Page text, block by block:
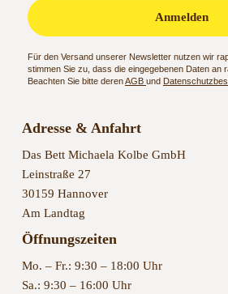
Anmelden
Für den Versand unserer Newsletter nutzen wir
stimmen Sie zu, dass die eingegebenen Daten an
Beachten Sie bitte derenAGBund
Adresse & Anfahrt
Das Bett Michaela Kolbe GmbH
Leinstraße 27
30159 Hannover
Am Landtag
Öffnungszeiten
Mo. – Fr.: 9:30 – 18:00 Uhr
Sa.: 9:30 – 16:00 Uhr